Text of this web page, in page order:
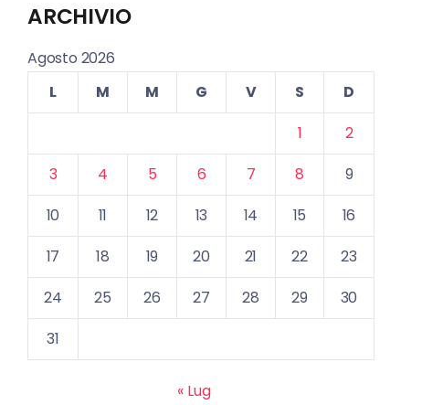
ARCHIVIO
Agosto 2026
L
M M G V S
D
1
2
3
4 5 6 7 8
9
10
11 12 13 14 15
16
17
18 19 20 21 22
23
24
25 26 27 28 29
30
31
« Lug